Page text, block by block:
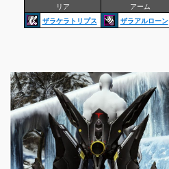
リア アーム
ザラケラトリプス
ザラアルローン